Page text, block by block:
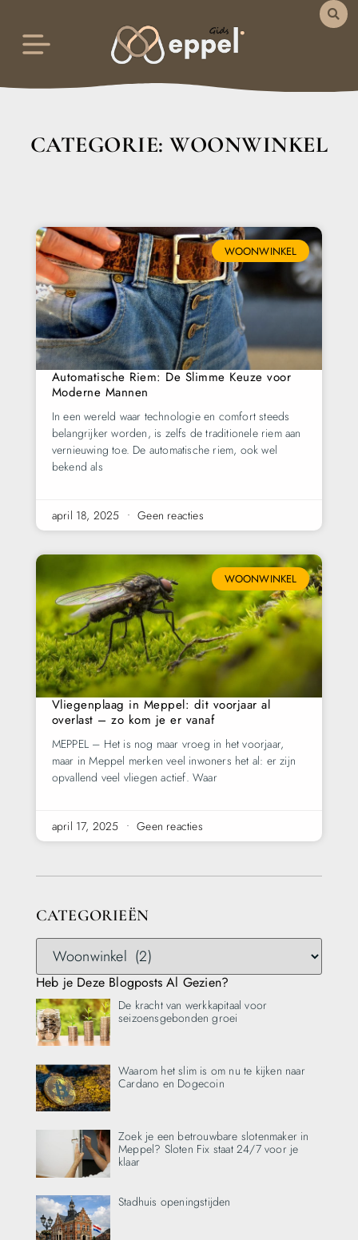
CATEGORIE: WOONWINKEL
CATEGORIEËN
Heb je Deze Blogposts Al Gezien?
De kracht van werkkapitaal voor
seizoensgebonden groei
Waarom het slim is om nu te kijken naar
Cardano en Dogecoin
Zoek je een betrouwbare slotenmaker in
Meppel? Sloten Fix staat 24/7 voor je
klaar
Stadhuis openingstijden
WOONWINKEL
Automatische Riem: De Slimme Keuze voor
Moderne Mannen
In een wereld waar technologie en comfort steeds
belangrijker worden, is zelfs de traditionele riem aan
vernieuwing toe. De automatische riem, ook wel
bekend als
april 18, 2025 Geen reacties
WOONWINKEL
Vliegenplaag in Meppel: dit voorjaar al
overlast – zo kom je er vanaf
MEPPEL – Het is nog maar vroeg in het voorjaar,
maar in Meppel merken veel inwoners het al: er zijn
opvallend veel vliegen actief. Waar
april 17, 2025 Geen reacties